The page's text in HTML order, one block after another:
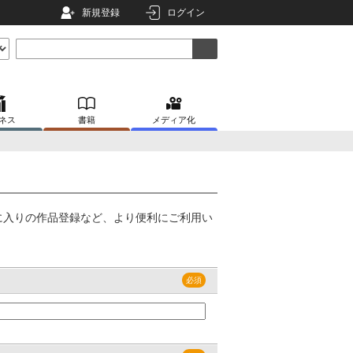
新規登録 ログイン
ス 書籍 メディア化
りの作品登録など、より便利にご利用い